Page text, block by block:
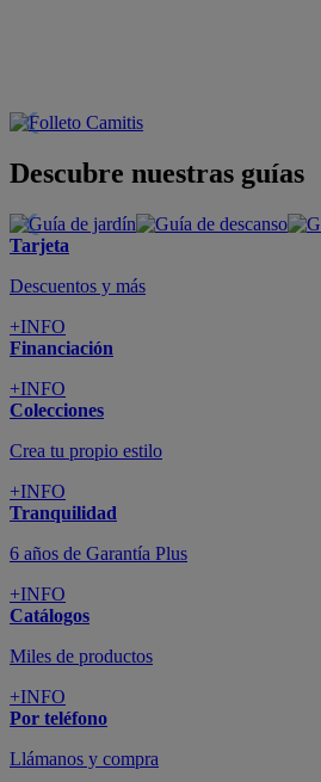
Descubre nuestras guías
Tarjeta
Descuentos y más
+INFO
Financiación
+INFO
Colecciones
Crea tu propio estilo
+INFO
Tranquilidad
6 años de Garantía Plus
+INFO
Catálogos
Miles de productos
+INFO
Por teléfono
Llámanos y compra